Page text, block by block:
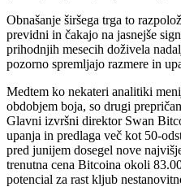
Obnašanje širšega trga to
previdni in čakajo na jasnejše
prihodnjih mesecih doživela
pozorno spremljajo razmere in
Medtem ko nekateri analitiki
obdobjem boja, so drugi
Glavni izvršni direktor Swan
upanja in predlaga več kot 50-
pred junijem dosegel nove
trenutna cena Bitcoina okoli
potencial za rast kljub